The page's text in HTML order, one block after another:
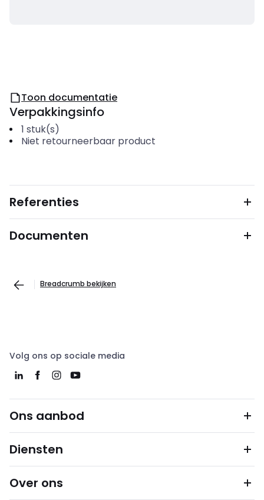
Toon documentatie
Verpakkingsinfo
1 stuk(s)
Niet retourneerbaar product
Referenties
Documenten
Breadcrumb bekijken
Volg ons op sociale media
Ons aanbod
Diensten
Over ons